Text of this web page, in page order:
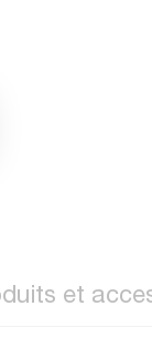
et